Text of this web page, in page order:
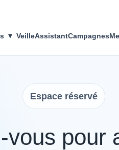
▾ VeilleAssistantCampagnes
Espace réservé
vous pour